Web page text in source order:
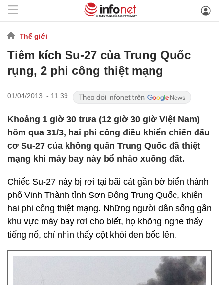
Thế giới
Tiêm kích Su-27 của Trung Quốc
rụng, 2 phi công thiệt mạng
01/04/2013 - 11:39
Khoảng 1 giờ 30 trưa (12 giờ 30 giờ Việt Nam)
hôm qua 31/3, hai phi công điều khiển chiến đấu
cơ Su-27 của không quân Trung Quốc đã thiệt
mạng khi máy bay này bổ nhào xuống đất.
Chiếc Su-27 này bị rơi tại bãi cát gần bờ biển thành
phố Vinh Thành tỉnh Sơn Đông Trung Quốc, khiến
hai phi công thiệt mạng. Những người dân sống gần
khu vực máy bay rơi cho biết, họ không nghe thấy
tiếng nổ, chỉ nhìn thấy cột khói đen bốc lên.